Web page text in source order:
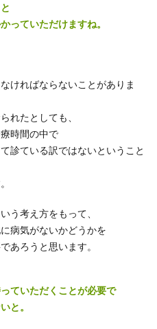
っていただけますね。
ければならないことがありま
れたとしても、
時間の中で
診ている訳ではないということ
う考え方をもって、
病気がないかどうかを
あろうと思います。
ていただくことが必要で
と。